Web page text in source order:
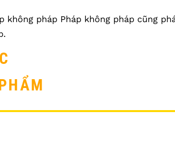
không pháp Pháp không pháp cũng